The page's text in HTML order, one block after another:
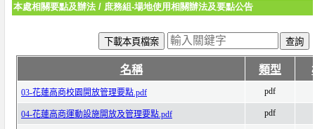
本處相關要點及辦法 / 庶務組-場地使用相關辦法及要點公告